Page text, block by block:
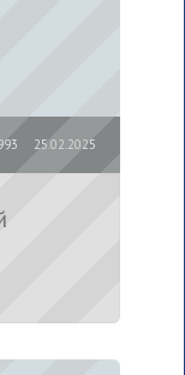
25.02.2025